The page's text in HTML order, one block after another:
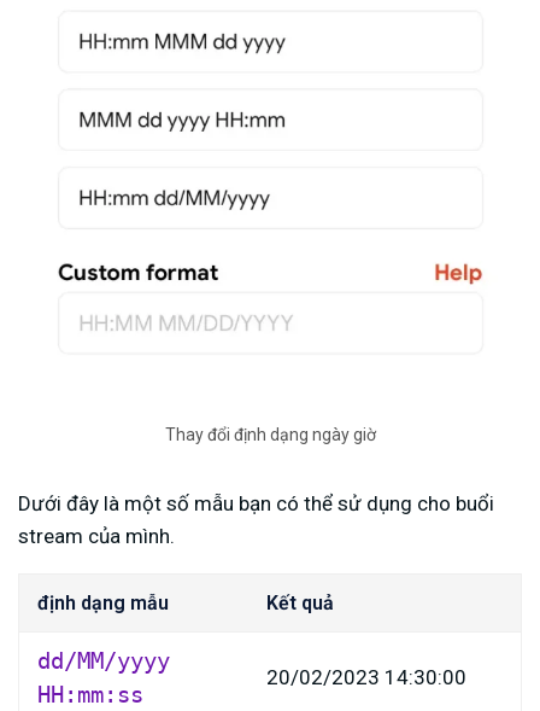
Thay đổi định dạng ngày giờ
Dưới đây là một số mẫu bạn có thể sử dụng cho buổi
stream của mình.
định dạng mẫu Kết quả
dd/MM/yyyy
HH:mm:ss
20/02/2023 14:30:00